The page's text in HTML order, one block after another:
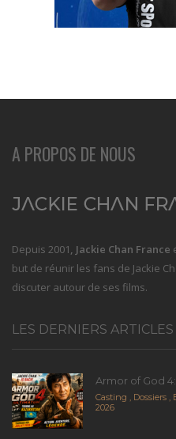
A PROPOS DE NOUS
Depuis 2001, Jackie Chan France
but de réunir les fans de Jackie
discuter autour de ses films.
LES DERNIERS ARTICLES
Armor of God
Casting , Dossiers ,
2026